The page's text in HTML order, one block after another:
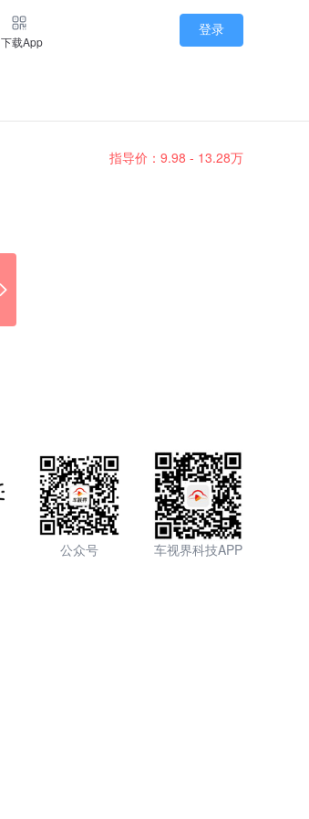
登录
下载App
指导价：9.98 - 13.28万
公众号 车视界科技APP